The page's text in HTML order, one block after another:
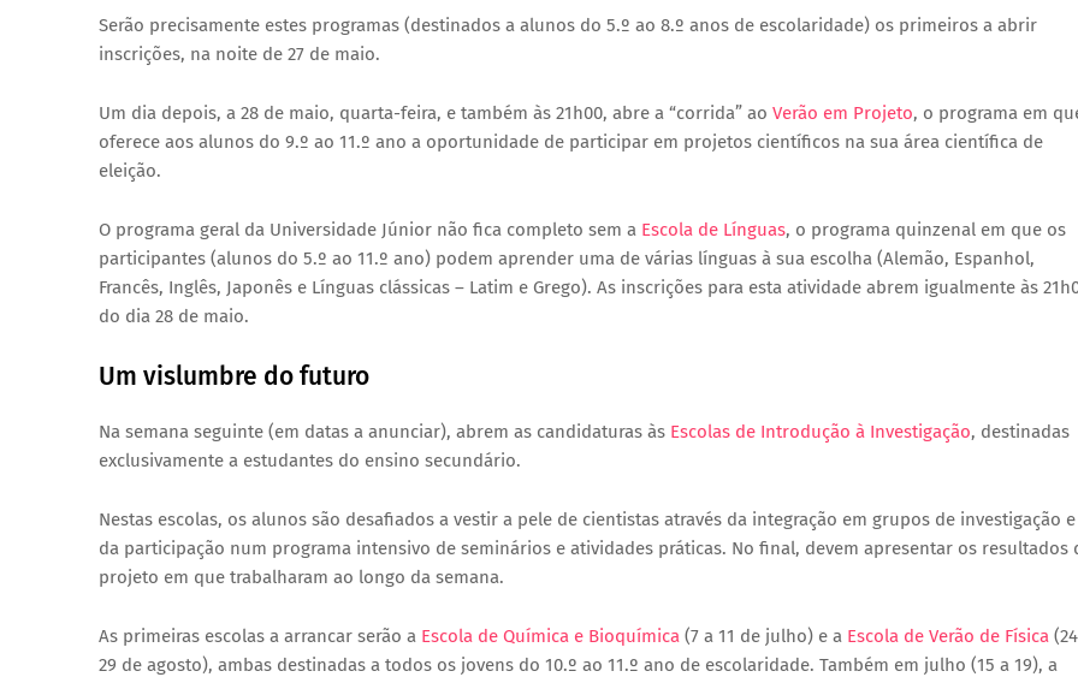
Serão precisamente estes programas (destinados a alunos do 5.º ao 8.º anos de escolaridade) os primeiros a abrir
inscrições, na noite de 27 de maio.
Um dia depois, a 28 de maio, quarta-feira, e também às 21h00, abre a “corrida” ao Verão em Projeto, o programa em
oferece aos alunos do 9.º ao 11.º ano a oportunidade de participar em projetos científicos na sua área científica de
eleição.
O programa geral da Universidade Júnior não fica completo sem a Escola de Línguas, o programa quinzenal em que os
participantes (alunos do 5.º ao 11.º ano) podem aprender uma de várias línguas à sua escolha (Alemão, Espanhol,
Francês, Inglês, Japonês e Línguas clássicas – Latim e Grego). As inscrições para esta atividade abrem igualmente às
do dia 28 de maio.
Um vislumbre do futuro
Na semana seguinte (em datas a anunciar), abrem as candidaturas às Escolas de Introdução à Investigação, destinadas
exclusivamente a estudantes do ensino secundário.
Nestas escolas, os alunos são desafiados a vestir a pele de cientistas através da integração em grupos de investigação e
da participação num programa intensivo de seminários e atividades práticas. No final, devem apresentar os resultados
projeto em que trabalharam ao longo da semana.
As primeiras escolas a arrancar serão a Escola de Química e Bioquímica (7 a 11 de julho) e a Escola de Verão de Física
29 de agosto), ambas destinadas a todos os jovens do 10.º ao 11.º ano de escolaridade. Também em julho (15 a 19), a